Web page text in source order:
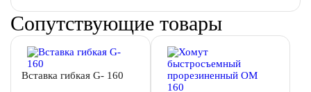
Сопутствующие товары
Вставка гибкая G- 160